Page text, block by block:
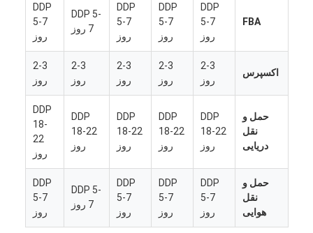
FBA
DDP
5-7
روز
DDP
5-7
روز
DDP
5-7
روز
DDP 5-
7 روز
DDP
5-7
روز
اکسپرس
2-3
روز
2-3
روز
2-3
روز
2-3
روز
2-3
روز
حمل و
نقل
دریایی
DDP
18-22
روز
DDP
18-22
روز
DDP
18-22
روز
DDP
18-22
روز
DDP
18-
22
روز
حمل و
نقل
هوایی
DDP
5-7
روز
DDP
5-7
روز
DDP
5-7
روز
DDP 5-
7 روز
DDP
5-7
روز